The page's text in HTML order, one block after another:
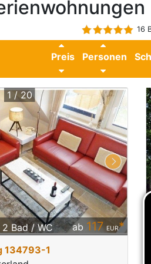
16
Preis Personen
2 Bad / WC ab 117 EUR*
1 / 20
134793-1